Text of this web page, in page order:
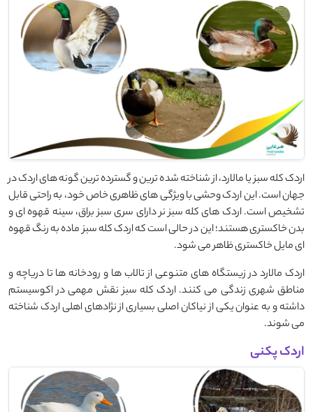
اردک کله سبز یا مالارد، از شناخته شده ترین و گسترده ترین گونه های اردک در
جهان است. این اردک وحشی با ویژگی های ظاهری خاص خود، به راحتی قابل
تشخیص است. اردک های کله سبز نر دارای سری سبز براق، سینه قهوه ای و
بدن خاکستری هستند؛ این در حالی است که اردک کله سبز ماده به رنگ قهوه
ای مایل خاکستری ظاهر می شود.
اردک مالارد در زیستگاه های متنوعی از تالاب ها و رودخانه ها تا دریاچه و
مناطق شهری زندگی می کنند. اردک کله سبز نقش مهمی در اکوسیستم
داشته و به عنوان یکی از نیاکان اصلی بسیاری از نژادهای اهلی اردک شناخته
می‌ شوند.
اردک پکنی